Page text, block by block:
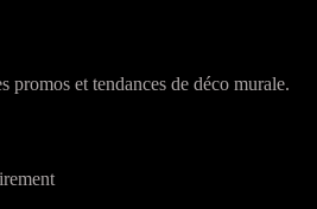
promos et tendances de déco murale.